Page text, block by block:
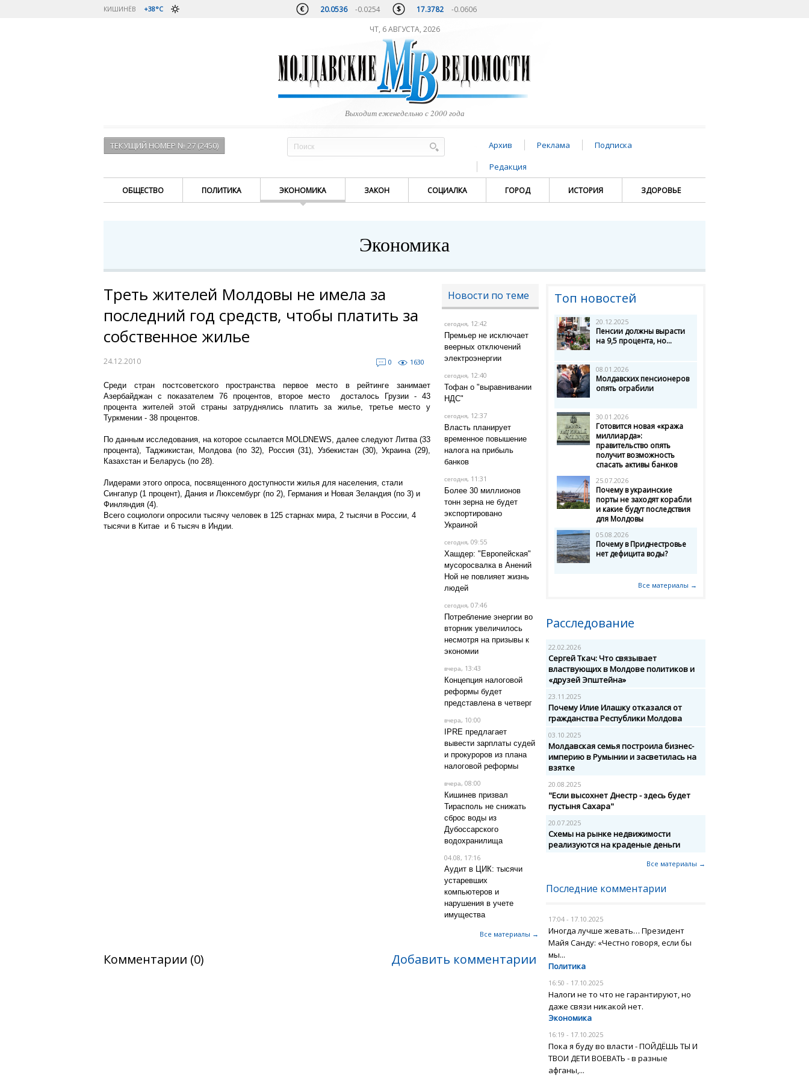
КИШИНЁВ +38°C 20.0536 -0.0254 17.3782 -0.0606
ЧТ, 6 АВГУСТА, 2026
Выходит еженедельно с 2000 года
ТЕКУЩИЙ НОМЕР № 27 (2450) Архив Реклама
Подписка
Редакция
ОБЩЕСТВО ПОЛИТИКА ЭКОНОМИКА ЗАКОН СОЦИАЛКА ГОРОД ИСТОРИЯ ЗДОРОВЬЕ
Экономика
Треть жителей Молдовы не имела за
последний год средств, чтобы платить за
собственное жилье
24.12.2010 0 1630
Среди стран постсоветского пространства первое место в рейтинге занимает
Азербайджан с показателем 76 процентов, второе место досталось Грузии - 43
процента жителей этой страны затруднялись платить за жилье, третье место у
Туркмении - 38 процентов.
По данным исследования, на которое ссылается MOLDNEWS, далее следуют Литва (33
процента), Таджикистан, Молдова (по 32), Россия (31), Узбекистан (30), Украина (29),
Казахстан и Беларусь (по 28).
Лидерами этого опроса, посвященного доступности жилья для населения, стали
Сингапур (1 процент), Дания и Люксембург (по 2), Германия и Новая Зеландия (по 3) и
Финляндия (4).
Всего социологи опросили тысячу человек в 125 старнах мира, 2 тысячи в России, 4
тысячи в Китае и 6 тысяч в Индии.
Новости по теме
сегодня, 12:42
Премьер не исключает
веерных отключений
электроэнергии
сегодня, 12:40
Тофан о "выравнивании
НДС"
сегодня, 12:37
Власть планирует
временное повышение
налога на прибыль
банков
сегодня, 11:31
Более 30 миллионов
тонн зерна не будет
экспортировано
Украиной
сегодня, 09:55
Хашдер: "Европейская"
мусоросвалка в Анений
Ной не повлияет жизнь
людей
сегодня, 07:46
Потребление энергии во
вторник увеличилось
несмотря на призывы к
экономии
вчера, 13:43
Концепция налоговой
реформы будет
представлена в четверг
вчера, 10:00
IPRE предлагает
вывести зарплаты судей
и прокуроров из плана
налоговой реформы
вчера, 08:00
Кишинев призвал
Тирасполь не снижать
сброс воды из
Дубоссарского
водохранилища
04.08, 17:16
Аудит в ЦИК: тысячи
устаревших
компьютеров и
нарушения в учете
имущества
Все материалы →
Комментарии (0) Добавить комментарии
Топ новостей
20.12.2025
Пенсии должны вырасти
на 9,5 процента, но...
08.01.2026
Молдавских пенсионеров
опять ограбили
30.01.2026
Готовится новая «кража
миллиарда»:
правительство опять
получит возможность
спасать активы банков
25.07.2026
Почему в украинские
порты не заходят корабли
и какие будут последствия
для Молдовы
05.08.2026
Почему в Приднестровье
нет дефицита воды?
Все материалы →
Расследование
22.02.2026
Сергей Ткач: Что связывает
властвующих в Молдове политиков и
«друзей Эпштейна»
23.11.2025
Почему Илие Илашку отказался от
гражданства Республики Молдова
03.10.2025
Молдавская семья построила бизнес-
империю в Румынии и засветилась на
взятке
20.08.2025
"Если высохнет Днестр - здесь будет
пустыня Сахара"
20.07.2025
Схемы на рынке недвижимости
реализуются на краденые деньги
Все материалы →
Последние комментарии
17:04 - 17.10.2025
Иногда лучше жевать… Президент
Майя Санду: «Честно говоря, если бы
мы...
Политика
16:50 - 17.10.2025
Налоги не то что не гарантируют, но
даже связи никакой нет.
Экономика
16:19 - 17.10.2025
Пока я буду во власти - ПОЙДЁШЬ ТЫ И
ТВОИ ДЕТИ ВОЕВАТЬ - в разные
афганы,...